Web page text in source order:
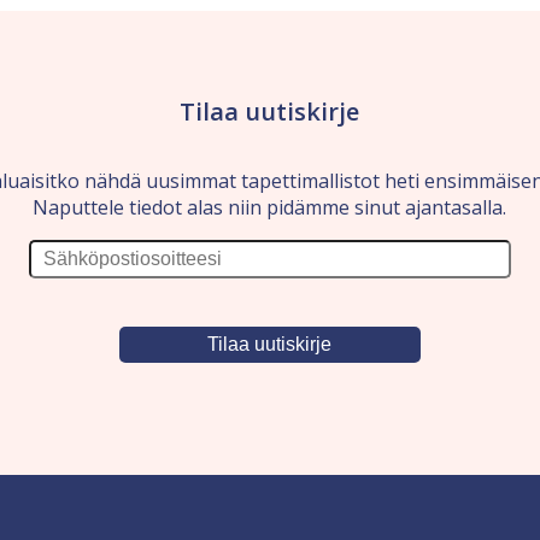
Tilaa uutiskirje
nähdä uusimmat tapettimallistot heti
Naputtele tiedot alas niin pidämme sinut ajantasalla.